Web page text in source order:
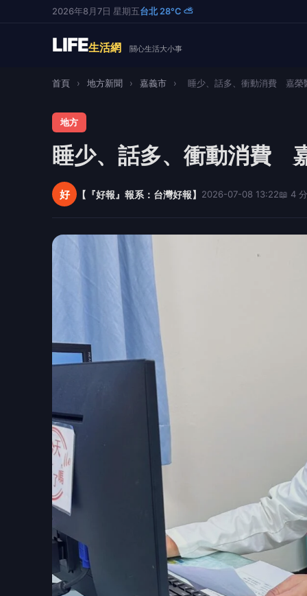
2026年8月7日 星期五台北 28°C ⛅
LIFE生活網 關心生活大小事
首頁 › 地方新聞 › 嘉義市 › 睡少、話多、衝動消費 嘉榮
地方
睡少、話多、衝動消費
好 【『好報』報系：台灣好報】 2026-07-08 13:22📖 4